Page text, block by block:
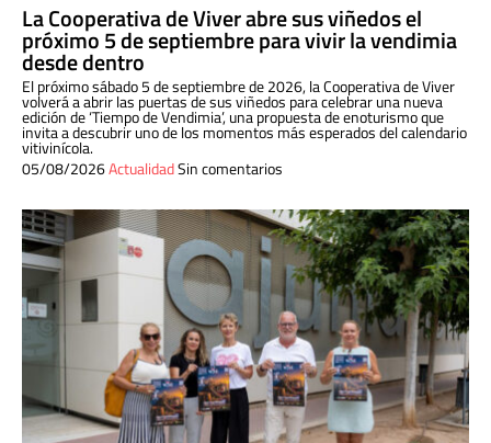
La Cooperativa de Viver abre sus viñedos el
próximo 5 de septiembre para vivir la vendimia
desde dentro
El próximo sábado 5 de septiembre de 2026, la Cooperativa de Viver
volverá a abrir las puertas de sus viñedos para celebrar una nueva
edición de ‘Tiempo de Vendimia’, una propuesta de enoturismo que
invita a descubrir uno de los momentos más esperados del calendario
vitivinícola.
05/08/2026ActualidadSin comentarios